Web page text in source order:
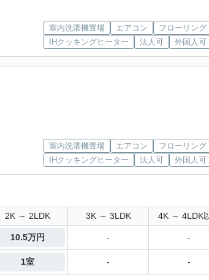
室内洗濯機置場 エアコン
フローリング
IHクッキングヒーター
法人可 外国人可
室内洗濯機置場 エアコン
フローリング
IHクッキングヒーター
法人可 外国人可
2K ～ 2LDK 3K ～ 3LDK 4K ～ 4LDK
10.5万円 - -
1室 - -